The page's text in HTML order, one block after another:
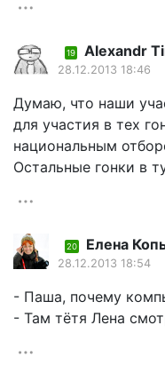
19 Alexandr
28.12.2013 18:46
Думаю, что наши
для участия в тех
национальным
Остальные гонки в
20 Елена
28.12.2013 18:54
- Паша, почему
- Там тётя Лена